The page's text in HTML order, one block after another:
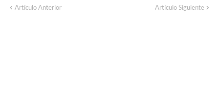
Artículo Anterior Artículo Siguiente